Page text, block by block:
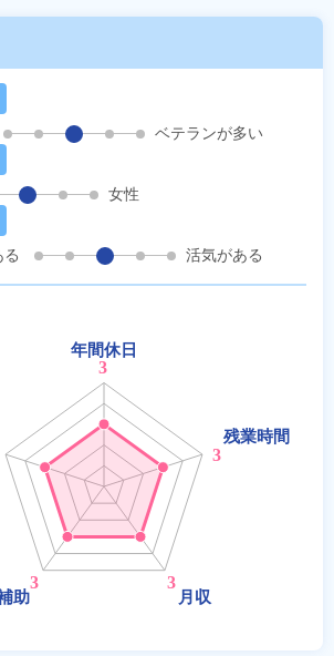
ベテランが多い
女性
活気がある